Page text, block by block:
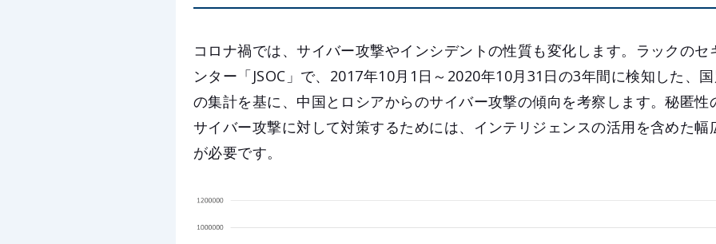
コロナ禍では、サイバー攻撃やインシデントの性質も変化します。ラックのセ
ンター「JSOC」で、2017年10月1日～2020年10月31日の3年間に検知した、
の集計を基に、中国とロシアからのサイバー攻撃の傾向を考察します。秘匿性
サイバー攻撃に対して対策するためには、インテリジェンスの活用を含めた幅
が必要です。